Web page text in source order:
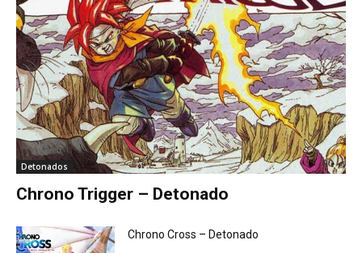
Detonados
Chrono Trigger – Detonado
Chrono Cross – Detonado